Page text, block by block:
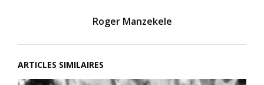
Roger Manzekele
ARTICLES SIMILAIRES